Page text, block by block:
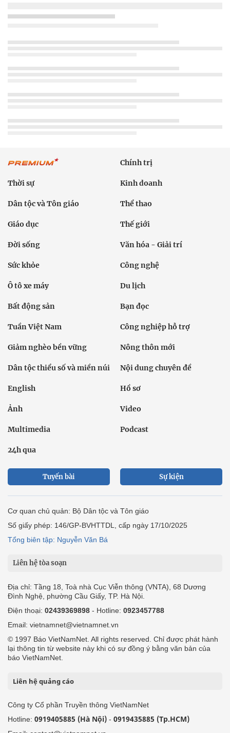
Chính trị
Thời sự Kinh doanh
Dân tộc và Tôn giáo Thể thao
Giáo dục Thế giới
Đời sống Văn hóa - Giải trí
Sức khỏe Công nghệ
Ô tô xe máy Du lịch
Bất động sản Bạn đọc
Tuần Việt Nam Công nghiệp hỗ trợ
Giảm nghèo bền vững Nông thôn mới
Dân tộc thiểu số và miền núi Nội dung chuyên đề
English Hồ sơ
Ảnh Video
Multimedia Podcast
24h qua
Tuyến bài Sự kiện
Cơ quan chủ quản: Bộ Dân tộc và Tôn giáo
Số giấy phép: 146/GP-BVHTTDL, cấp ngày 17/10/2025
Tổng biên tập: Nguyễn Văn Bá
Liên hệ tòa soạn
Địa chỉ: Tầng 18, Toà nhà Cục Viễn thông (VNTA), 68 Dương
Đình Nghệ, phường Cầu Giấy, TP. Hà Nội.
Điện thoại: 02439369898 - Hotline: 0923457788
Email: vietnamnet@vietnamnet.vn
© 1997 Báo VietNamNet. All rights reserved. Chỉ được phát hành
lại thông tin từ website này khi có sự đồng ý bằng văn bản của
báo VietNamNet.
Liên hệ quảng cáo
Công ty Cổ phần Truyền thông VietNamNet
Hotline: 0919405885 (Hà Nội) - 0919435885 (Tp.HCM)